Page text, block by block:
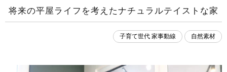
将来の平屋ライフを考えたナチュラルテイストな家
子育て世代 家事動線 自然素材